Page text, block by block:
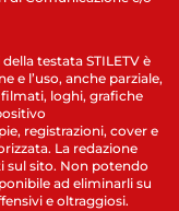
testata STILETV è
e l’uso, anche parziale,
loghi, grafiche
registrazioni, cover e
La redazione
sul sito. Non potendo
ad eliminarli su
e oltraggiosi.